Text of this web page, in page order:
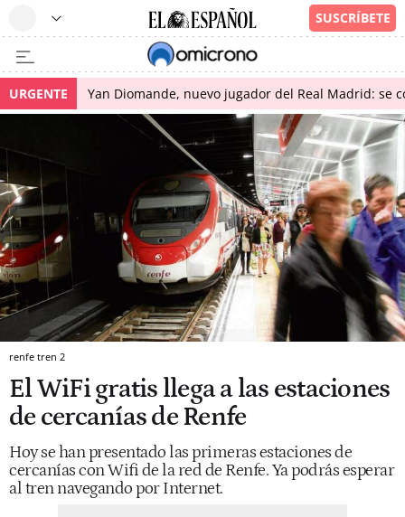
URGENTE Yan Diomande, nuevo jugador del Real Madrid: se
renfe tren 2
El WiFi gratis llega a las estaciones
de cercanías de Renfe
Hoy se han presentado las primeras estaciones de
cercanías con Wifi de la red de Renfe. Ya podrás esperar
al tren navegando por Internet.